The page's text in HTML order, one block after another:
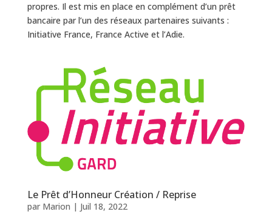
propres. Il est mis en place en complément d’un prêt
bancaire par l’un des réseaux partenaires suivants :
Initiative France, France Active et l’Adie.
Le Prêt d’Honneur Création / Reprise
par Marion | Juil 18, 2022